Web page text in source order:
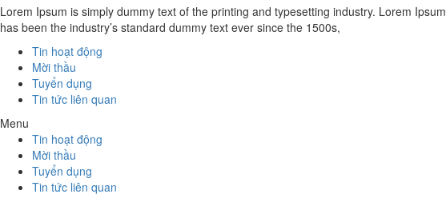
Lorem Ipsum is simply dummy text of the printing and typesetting industry. Lorem Ipsum
has been the industry’s standard dummy text ever since the 1500s,
Tin hoạt động
Mời thầu
Tuyển dụng
Tin tức liên quan
Menu
Tin hoạt động
Mời thầu
Tuyển dụng
Tin tức liên quan